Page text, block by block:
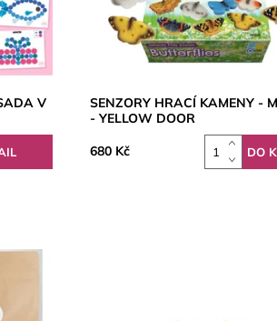
V
SENZORY HRACÍ KAMENY -
- YELLOW DOOR
680 Kč